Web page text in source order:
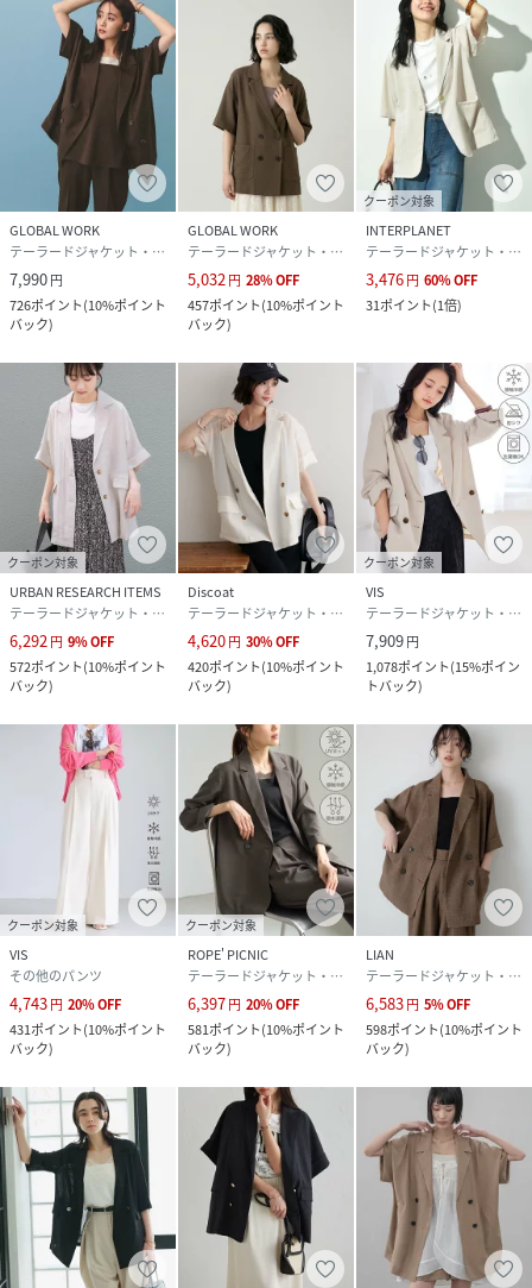
カーキ系（38）：中国
素材
ブラック（01）：ポリエステル 100%｜キナリ
（16）：ポリエステル 100%｜カーキ系
（38）：ポリエステル 100%
サイズ
クリーニング
ブラック（01）：洗濯機（極弱）・漂白、タン
ブル乾燥禁止
キナリ（16）：洗濯機（極弱）・漂白、タンブ
ル乾燥禁止
カーキ系（38）：洗濯機（極弱）・漂白、タン
ブル乾燥禁止
品番
RQ2282_BVV36200
BVV36200-38-099 RQ2282
GLOBAL WORK
テーラードジャケット・ブレザー
7,990円
726ポイント(10%ポイント
バック)
GLOBAL WORK
テーラードジャケット・ブレザー
5,032 円 28%OFF
457ポイント(10%ポイント
バック)
クーポン対象
INTERPLANET
テーラードジャケット・ブレザー
3,476円 60%OFF
31ポイント(1倍)
クーポン対象
URBAN RESEARCH ITEMS
テーラードジャケット・ブレザー
6,292円 9%OFF
572ポイント(10%ポイント
バック)
Discoat
テーラードジャケット・ブレザー
4,620円 30%OFF
420ポイント(10%ポイント
バック)
クーポン対象
VIS
テーラードジャケット・ブレザー
7,909円
1,078ポイント(15%ポイン
トバック)
クーポン対象
VIS
その他のパンツ
4,743円 20%OFF
431ポイント(10%ポイント
バック)
クーポン対象
ROPE' PICNIC
テーラードジャケット・ブレザー
6,397円 20%OFF
581ポイント(10%ポイント
バック)
LIAN
テーラードジャケット・ブレザー
6,583円 5%OFF
598ポイント(10%ポイント
バック)